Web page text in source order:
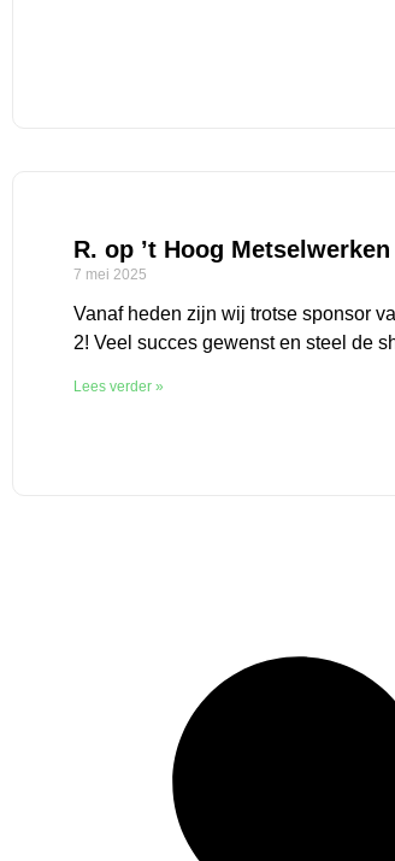
R. op ’t Hoog
7 mei 2025
Vanaf heden zijn wij trotse sponsor
2! Veel succes gewenst en steel de
Lees verder »